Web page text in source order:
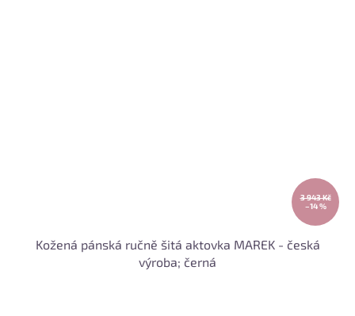
3 943 Kč
–14 %
Kožená pánská ručně šitá aktovka MAREK - česká
výroba; černá